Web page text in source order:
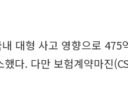
대형 사고 영향으로 475
다. 다만 보험계약마진